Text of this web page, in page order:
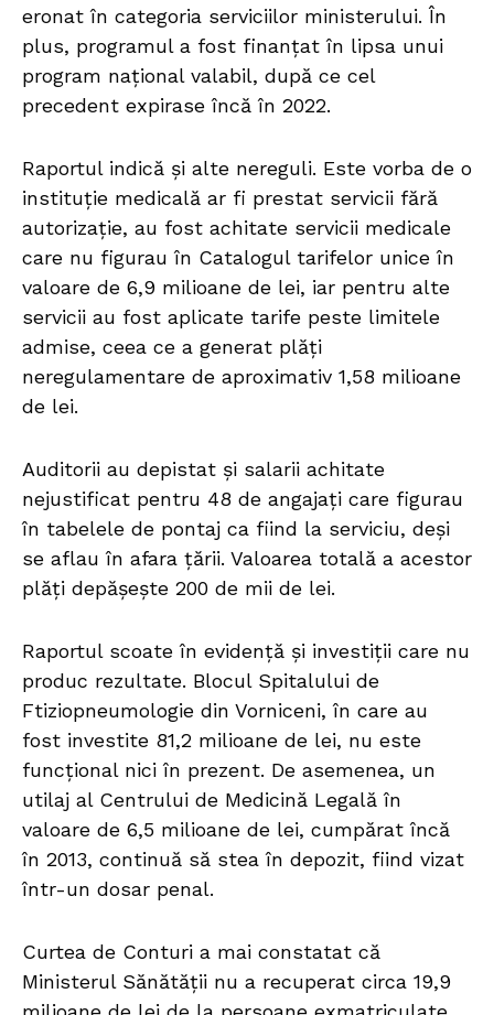
eronat în categoria serviciilor ministerului. În
plus, programul a fost finanțat în lipsa unui
program național valabil, după ce cel
precedent expirase încă în 2022.
Raportul indică și alte nereguli. Este vorba de o
instituție medicală ar fi prestat servicii fără
autorizație, au fost achitate servicii medicale
care nu figurau în Catalogul tarifelor unice în
valoare de 6,9 milioane de lei, iar pentru alte
servicii au fost aplicate tarife peste limitele
admise, ceea ce a generat plăți
neregulamentare de aproximativ 1,58 milioane
de lei.
Auditorii au depistat și salarii achitate
nejustificat pentru 48 de angajați care figurau
în tabelele de pontaj ca fiind la serviciu, deși
se aflau în afara țării. Valoarea totală a acestor
plăți depășește 200 de mii de lei.
Raportul scoate în evidență și investiții care nu
produc rezultate. Blocul Spitalului de
Ftiziopneumologie din Vorniceni, în care au
fost investite 81,2 milioane de lei, nu este
funcțional nici în prezent. De asemenea, un
utilaj al Centrului de Medicină Legală în
valoare de 6,5 milioane de lei, cumpărat încă
în 2013, continuă să stea în depozit, fiind vizat
într-un dosar penal.
Curtea de Conturi a mai constatat că
Ministerul Sănătății nu a recuperat circa 19,9